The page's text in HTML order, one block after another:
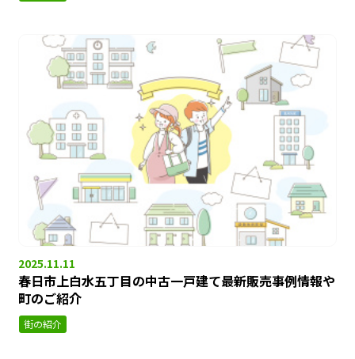
2025.11.11
春日市上白水五丁目の中古一戸建て最新販売事例情報や
町のご紹介
街の紹介